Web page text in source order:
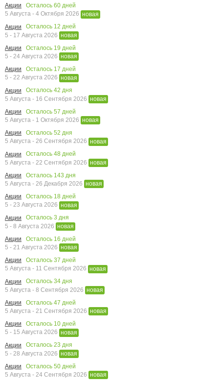
Акции
Осталось 60 дней
5 Августа - 4 Октября 2026 новая
Акции
Осталось 12 дней
5 - 17 Августа 2026 новая
Акции
Осталось 19 дней
5 - 24 Августа 2026 новая
Акции
Осталось 17 дней
5 - 22 Августа 2026 новая
Акции
Осталось 42 дня
5 Августа - 16 Сентября 2026 новая
Акции
Осталось 57 дней
5 Августа - 1 Октября 2026 новая
Акции
Осталось 52 дня
5 Августа - 26 Сентября 2026 новая
Акции
Осталось 48 дней
5 Августа - 22 Сентября 2026 новая
Акции
Осталось 143 дня
5 Августа - 26 Декабря 2026 новая
Акции
Осталось 18 дней
5 - 23 Августа 2026 новая
Акции
Осталось 3 дня
5 - 8 Августа 2026 новая
Акции
Осталось 16 дней
5 - 21 Августа 2026 новая
Акции
Осталось 37 дней
5 Августа - 11 Сентября 2026 новая
Акции
Осталось 34 дня
5 Августа - 8 Сентября 2026 новая
Акции
Осталось 47 дней
5 Августа - 21 Сентября 2026 новая
Акции
Осталось 10 дней
5 - 15 Августа 2026 новая
Акции
Осталось 23 дня
5 - 28 Августа 2026 новая
Акции
Осталось 50 дней
5 Августа - 24 Сентября 2026 новая